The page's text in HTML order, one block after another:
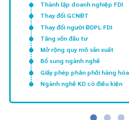
Thành lập doanh nghiệp FDI
Thay đổi GCNĐT
Thay đổi người ĐDPL FDI
Tăng vốn đầu tư
Mở rộng quy mô sản xuất
Bổ sung ngành nghề
Giấy phép phân phối hàng hóa
Ngành nghề KD có điều kiện